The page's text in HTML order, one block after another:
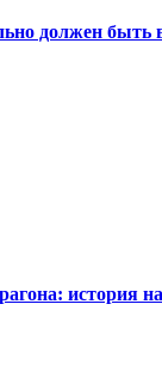
должен быть
история